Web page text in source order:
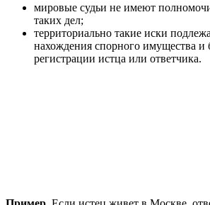
мировые судьи не имеют
таких дел;
территориально такие иски
нахождения спорного имущества и
регистрации истца или ответчика.